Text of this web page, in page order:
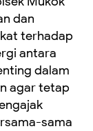
dan
terhadap
antara
dalam
agar tetap
sama